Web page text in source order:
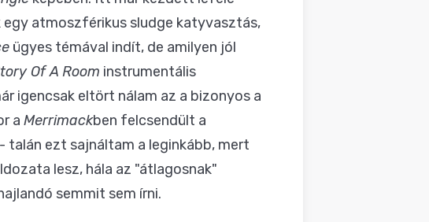
egy atmoszférikus sludge katyvasztás,
ügyes témával indít, de amilyen jól
Of A Room instrumentális
igencsak eltört nálam az a bizonyos a
a Merrimackben felcsendült a
ezt sajnáltam a leginkább, mert
lesz, hála az "átlagosnak"
semmit sem írni.